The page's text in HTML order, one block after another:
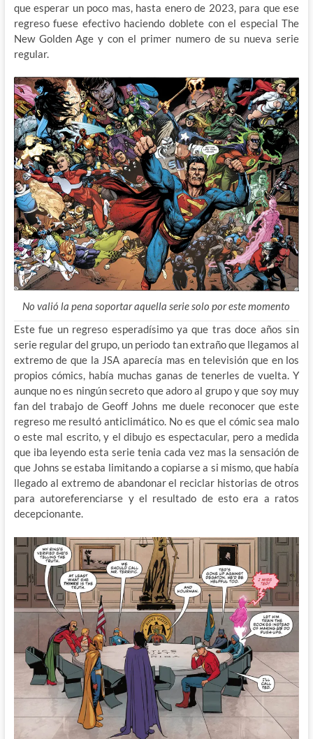
que esperar un poco mas, hasta enero de 2023, para que ese
regreso fuese efectivo haciendo doblete con el especial The
New Golden Age y con el primer numero de su nueva serie
regular.
No valió la pena soportar aquella serie solo por este momento
Este fue un regreso esperadísimo ya que tras doce años sin
serie regular del grupo, un periodo tan extraño que llegamos al
extremo de que la JSA aparecía mas en televisión que en los
propios cómics, había muchas ganas de tenerles de vuelta. Y
aunque no es ningún secreto que adoro al grupo y que soy muy
fan del trabajo de Geoff Johns me duele reconocer que este
regreso me resultó anticlimático. No es que el cómic sea malo
o este mal escrito, y el dibujo es espectacular, pero a medida
que iba leyendo esta serie tenia cada vez mas la sensación de
que Johns se estaba limitando a copiarse a si mismo, que había
llegado al extremo de abandonar el reciclar historias de otros
para autoreferenciarse y el resultado de esto era a ratos
decepcionante.